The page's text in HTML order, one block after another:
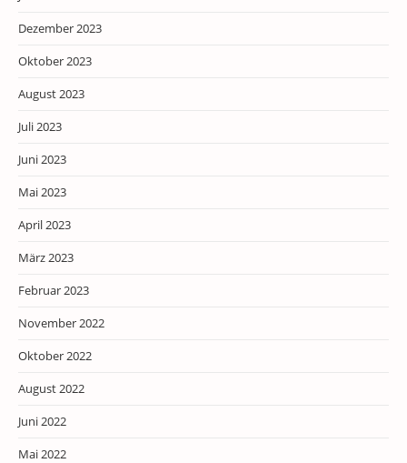
Dezember 2023
Oktober 2023
August 2023
Juli 2023
Juni 2023
Mai 2023
April 2023
März 2023
Februar 2023
November 2022
Oktober 2022
August 2022
Juni 2022
Mai 2022